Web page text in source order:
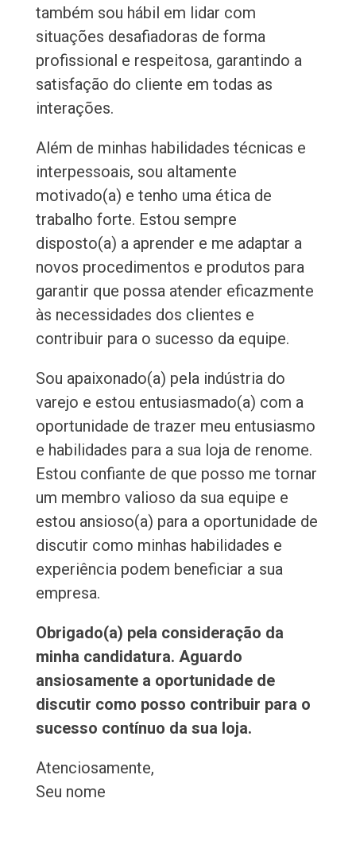
também sou hábil em lidar com
situações desafiadoras de forma
profissional e respeitosa, garantindo a
satisfação do cliente em todas as
interações.
Além de minhas habilidades técnicas e
interpessoais, sou altamente
motivado(a) e tenho uma ética de
trabalho forte. Estou sempre
disposto(a) a aprender e me adaptar a
novos procedimentos e produtos para
garantir que possa atender eficazmente
às necessidades dos clientes e
contribuir para o sucesso da equipe.
Sou apaixonado(a) pela indústria do
varejo e estou entusiasmado(a) com a
oportunidade de trazer meu entusiasmo
e habilidades para a sua loja de renome.
Estou confiante de que posso me tornar
um membro valioso da sua equipe e
estou ansioso(a) para a oportunidade de
discutir como minhas habilidades e
experiência podem beneficiar a sua
empresa.
Obrigado(a) pela consideração da
minha candidatura. Aguardo
ansiosamente a oportunidade de
discutir como posso contribuir para o
sucesso contínuo da sua loja.
Atenciosamente,
Seu nome